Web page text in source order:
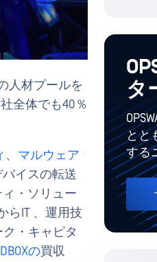
人材プールを
全体でも40％
、 マルウェア
イスの転送
・ソリュー
らIT 、運用技
・キャピタ
の買収
タ
とと
する